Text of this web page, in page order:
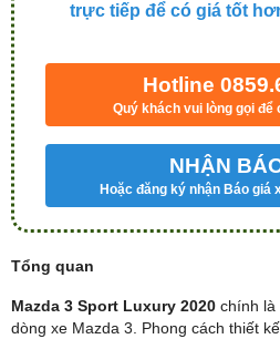
trực tiếp để có giá tốt
Hotline
Quý khách vui lòng gọi để
NHẬN
Hoặc đăng ký nhận Báo giá
Tổng quan
Mazda 3 Sport Luxury 2020 chính là
dòng xe Mazda 3. Phong cách thiết